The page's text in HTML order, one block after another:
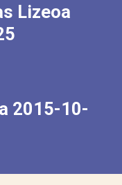
Lizeoa
2015-10-